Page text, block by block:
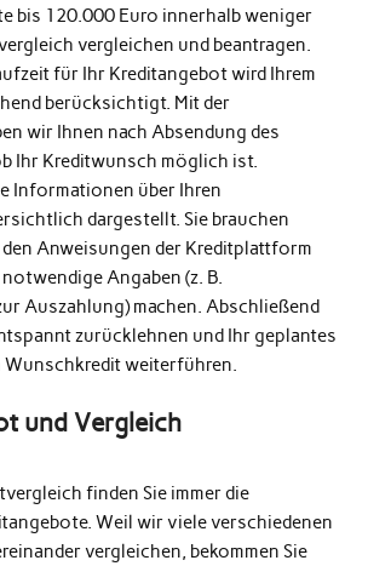
bis 120.000 Euro innerhalb weniger
vergleichen und beantragen.
für Ihr Kreditangebot wird Ihrem
berücksichtigt. Mit der
wir Ihnen nach Absendung des
Ihr Kreditwunsch möglich ist.
Informationen über Ihren
dargestellt. Sie brauchen
Anweisungen der Kreditplattform
Angaben (z. B.
Auszahlung) machen. Abschließend
zurücklehnen und Ihr geplantes
Wunschkredit weiterführen.
und Vergleich
finden Sie immer die
Weil wir viele verschiedenen
vergleichen, bekommen Sie